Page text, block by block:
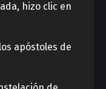
hizo clic en
apóstoles de